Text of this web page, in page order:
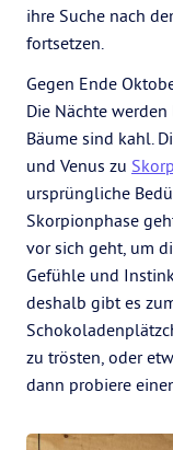
ihre Suche nach
fortsetzen.
Gegen Ende
Die Nächte
Bäume sind kahl.
und Venus zu
ursprüngliche
Skorpionphase
vor sich geht, um
Gefühle und
deshalb gibt es
zu trösten, oder
dann probiere